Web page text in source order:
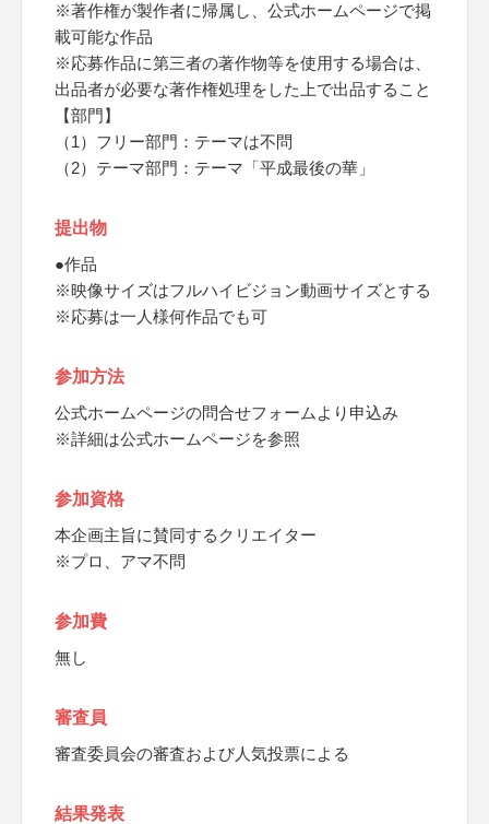
※著作権が製作者に帰属し、公式ホームページで掲
載可能な作品
※応募作品に第三者の著作物等を使用する場合は、
出品者が必要な著作権処理をした上で出品すること
【部門】
（1）フリー部門：テーマは不問
（2）テーマ部門：テーマ「平成最後の華」
提出物
●作品
※映像サイズはフルハイビジョン動画サイズとする
※応募は一人様何作品でも可
参加方法
公式ホームページの問合せフォームより申込み
※詳細は公式ホームページを参照
参加資格
本企画主旨に賛同するクリエイター
※プロ、アマ不問
参加費
無し
審査員
審査委員会の審査および人気投票による
結果発表